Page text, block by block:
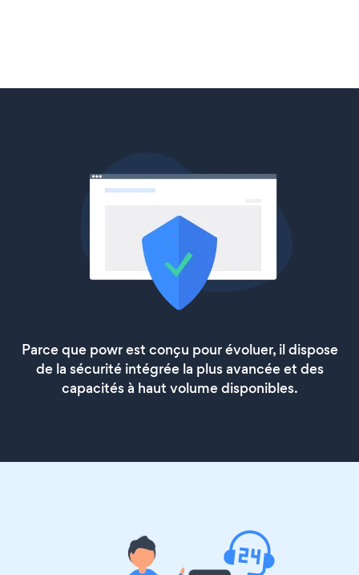
Parce que powr est conçu pour évoluer, il dispose
de la sécurité intégrée la plus avancée et des
capacités à haut volume disponibles.